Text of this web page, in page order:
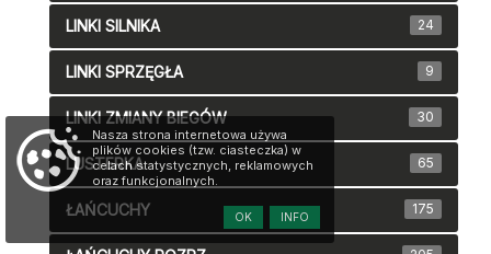
LINKI SILNIKA 24
LINKI SPRZĘGŁA 9
LINKI ZMIANY BIEGÓW 30
LUSTERKA 65
ŁAŃCUCHY 175
Nasza strona internetowa używa
plików cookies (tzw. ciasteczka) w
celach statystycznych, reklamowych
oraz funkcjonalnych.
INFO
OK